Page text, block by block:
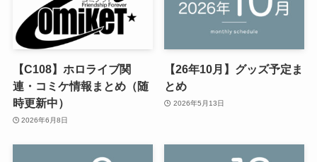
【C108】ホロライブ関
連・コミケ情報まとめ（随
時更新中）
2026年6月8日
【26年10月】グッズ予定ま
とめ
2026年5月13日